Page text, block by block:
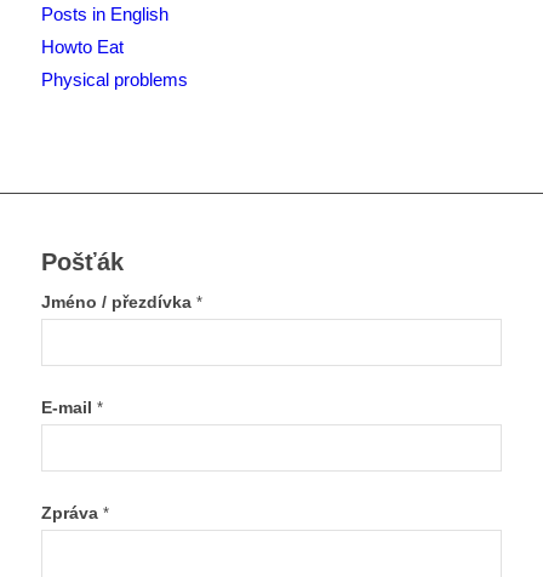
Posts in English
Howto Eat
Physical problems
Pošťák
Jméno / přezdívka *
E-mail *
Zpráva *